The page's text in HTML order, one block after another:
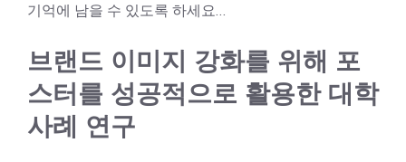
기억에 남을 수 있도록 하세요…
브랜드 이미지 강화를 위해 포
스터를 성공적으로 활용한 대학
사례 연구